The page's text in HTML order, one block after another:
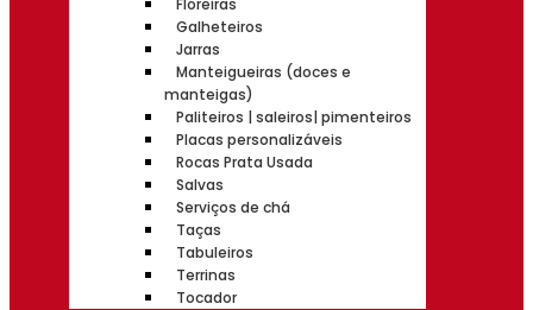
Floreiras
Galheteiros
Jarras
Manteigueiras (doces e
manteigas)
Paliteiros | saleiros| pimenteiros
Placas personalizáveis
Rocas Prata Usada
Salvas
Serviços de chá
Taças
Tabuleiros
Terrinas
Tocador